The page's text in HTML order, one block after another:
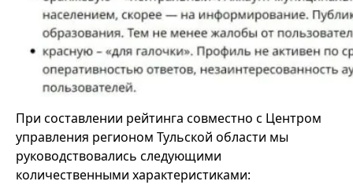
При составлении рейтинга совместно с Центром
управления регионом Тульской области мы
руководствовались следующими
количественными характеристиками: